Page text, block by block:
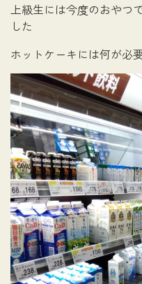
上級生には今度のおやつ
した
ホットケーキには何が必